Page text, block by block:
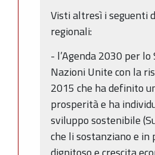
Visti altresì i seguenti
regionali:
- l’Agenda 2030 per
Nazioni Unite con la
2015 che ha definito
prosperità e ha
sviluppo sostenibile
che li sostanziano e